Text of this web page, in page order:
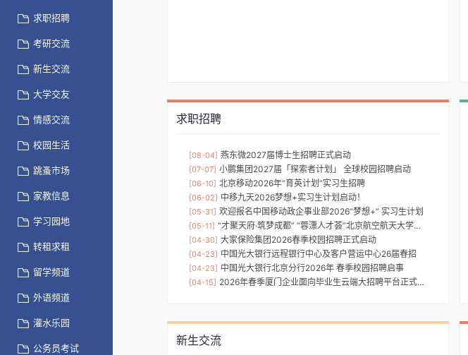
求职招聘
考研交流
新生交流
大学交友
情感交流
校园生活
跳蚤市场
家教信息
学习园地
转租求租
留学频道
外语频道
灌水乐园
公务员考试
求职招聘
[08-04] 燕东微2027届博士生招聘正式启动
[07-07] 小鹏集团2027届「探索者计划」 全球校园招聘启动
[06-10] 北京移动2026年“育英计划”实习生招聘
[06-02] 中移九天2026梦想+实习生计划启动！
[05-31] 欢迎报名中国移动政企事业部2026“梦想+” 实习生计划
[05-11] “才聚天府·筑梦成都” “蓉漂人才荟”北京航空航天大学专场活动
[04-30] 大家保险集团2026春季校园招聘正式启动
[04-23] 中国光大银行远程银行中心及客户营运中心26届春招
[04-23] 中国光大银行北京分行2026年 春季校园招聘启事
[04-15] 2026年春季厦门企业面向毕业生云端大招聘平台正式上线
新生交流